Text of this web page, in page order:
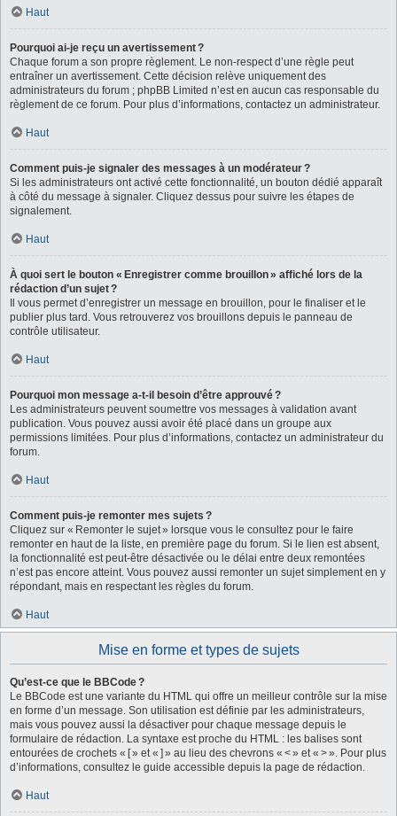
Haut
Pourquoi ai-je reçu un avertissement ?
Chaque forum a son propre règlement. Le non-respect d’une règle peut
entraîner un avertissement. Cette décision relève uniquement des
administrateurs du forum ; phpBB Limited n’est en aucun cas responsable du
règlement de ce forum. Pour plus d’informations, contactez un administrateur.
Haut
Comment puis-je signaler des messages à un modérateur ?
Si les administrateurs ont activé cette fonctionnalité, un bouton dédié apparaît
à côté du message à signaler. Cliquez dessus pour suivre les étapes de
signalement.
Haut
À quoi sert le bouton « Enregistrer comme brouillon » affiché lors de la
rédaction d’un sujet ?
Il vous permet d’enregistrer un message en brouillon, pour le finaliser et le
publier plus tard. Vous retrouverez vos brouillons depuis le panneau de
contrôle utilisateur.
Haut
Pourquoi mon message a-t-il besoin d’être approuvé ?
Les administrateurs peuvent soumettre vos messages à validation avant
publication. Vous pouvez aussi avoir été placé dans un groupe aux
permissions limitées. Pour plus d’informations, contactez un administrateur du
forum.
Haut
Comment puis-je remonter mes sujets ?
Cliquez sur « Remonter le sujet » lorsque vous le consultez pour le faire
remonter en haut de la liste, en première page du forum. Si le lien est absent,
la fonctionnalité est peut-être désactivée ou le délai entre deux remontées
n’est pas encore atteint. Vous pouvez aussi remonter un sujet simplement en y
répondant, mais en respectant les règles du forum.
Haut
Mise en forme et types de sujets
Qu’est-ce que le BBCode ?
Le BBCode est une variante du HTML qui offre un meilleur contrôle sur la mise
en forme d’un message. Son utilisation est définie par les administrateurs,
mais vous pouvez aussi la désactiver pour chaque message depuis le
formulaire de rédaction. La syntaxe est proche du HTML : les balises sont
entourées de crochets « [ » et « ] » au lieu des chevrons « < » et « > ». Pour plus
d’informations, consultez le guide accessible depuis la page de rédaction.
Haut